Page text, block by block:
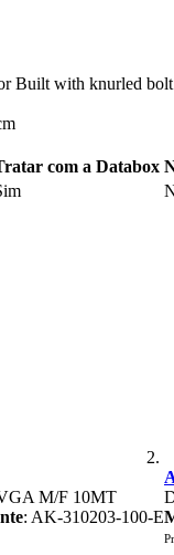
Built with knurled bolt
com a Databox
M/F 10MT
: AK-310203-100-E